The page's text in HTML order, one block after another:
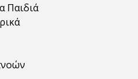
Παιδιά